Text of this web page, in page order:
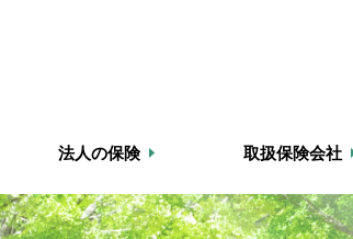
法人の保険 取扱保険会社